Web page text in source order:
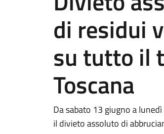
di residui
su tutto il
Toscana
Da sabato 13 giugno a
il divieto assoluto di